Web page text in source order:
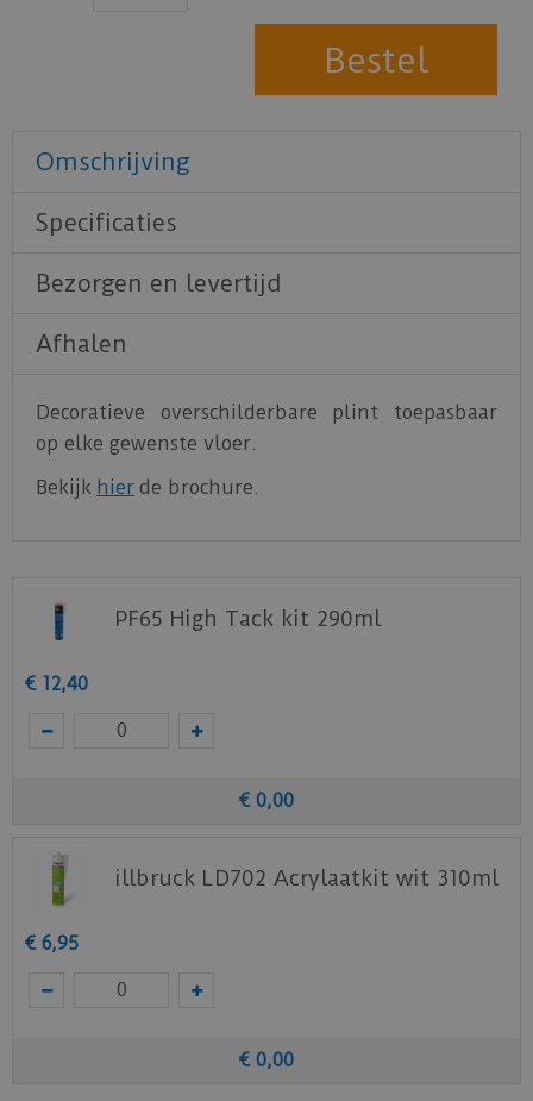
Omschrijving
Specificaties
Bezorgen en levertijd
Afhalen
Decoratieve overschilderbare plint toepasbaar
op elke gewenste vloer.
Bekijk hier de brochure.
PF65 High Tack kit 290ml
€ 12,40
€ 0,00
illbruck LD702 Acrylaatkit wit 310ml
€ 6,95
€ 0,00